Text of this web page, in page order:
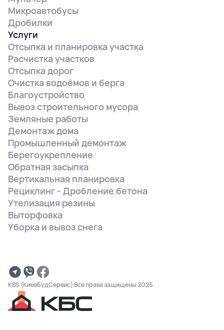
Микроавтобусы
Дробилки
Услуги
Отсыпка и планировка участка
Расчистка участков
Отсыпка дорог
Очистка водоёмов и берга
Благоустройство
Вывоз строительного мусора
Земляные работы
Демонтаж дома
Промышленный демонтаж
Берегоукрепление
Обратная засыпка
Вертикальная планировка
Рециклинг - Дробление бетона
Утелизация резины
Выторфовка
Уборка и вывоз снега
KBS (КиевБудСервис) Все права защищены 2025